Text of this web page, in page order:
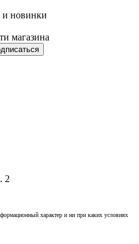
новинки
магазина
2
характер и ни при каких условиях